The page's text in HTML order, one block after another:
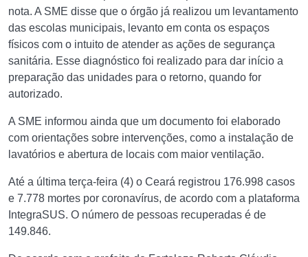
nota. A SME disse que o órgão já realizou um levantamento
das escolas municipais, levanto em conta os espaços
físicos com o intuito de atender as ações de segurança
sanitária. Esse diagnóstico foi realizado para dar início a
preparação das unidades para o retorno, quando for
autorizado.
A SME informou ainda que um documento foi elaborado
com orientações sobre intervenções, como a instalação de
lavatórios e abertura de locais com maior ventilação.
Até a última terça-feira (4) o Ceará registrou 176.998 casos
e 7.778 mortes por coronavírus, de acordo com a plataforma
IntegraSUS. O número de pessoas recuperadas é de
149.846.